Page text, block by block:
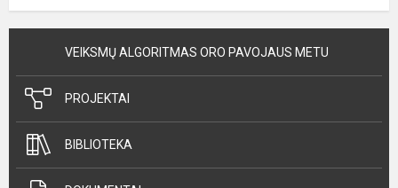
VEIKSMŲ ALGORITMAS ORO PAVOJAUS METU
PROJEKTAI
BIBLIOTEKA